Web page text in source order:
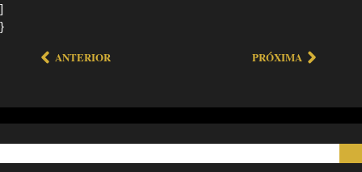
]
}
ANTERIOR PRÓXIMA